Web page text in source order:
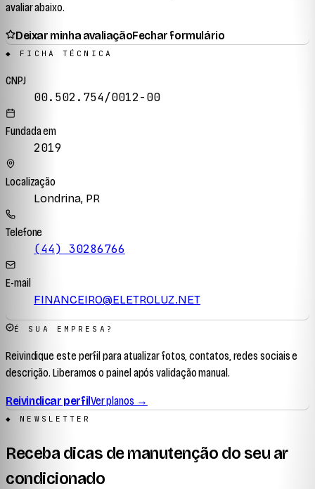
avaliar abaixo.
Deixar minha avaliaçãoFechar formulário
◆ FICHA TÉCNICA
CNPJ
00.502.754/0012-00
Fundada em
2019
Localização
Londrina, PR
Telefone
(44) 30286766
E-mail
FINANCEIRO@ELETROLUZ.NET
É SUA EMPRESA?
Reivindique este perfil para atualizar fotos, contatos, redes sociais e
descrição. Liberamos o painel após validação manual.
Reivindicar perfilVer planos →
◆ NEWSLETTER
Receba dicas de manutenção do seu ar
condicionado